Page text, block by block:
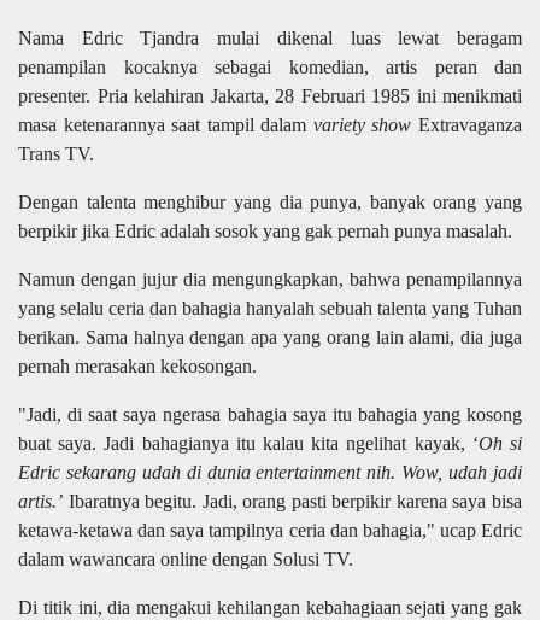
Nama Edric Tjandra mulai dikenal luas lewat beragam
penampilan kocaknya sebagai komedian, artis peran dan
presenter. Pria kelahiran Jakarta, 28 Februari 1985 ini menikmati
masa ketenarannya saat tampil dalam variety show Extravaganza
Trans TV.
Dengan talenta menghibur yang dia punya, banyak orang yang
berpikir jika Edric adalah sosok yang gak pernah punya masalah.
Namun dengan jujur dia mengungkapkan, bahwa penampilannya
yang selalu ceria dan bahagia hanyalah sebuah talenta yang Tuhan
berikan. Sama halnya dengan apa yang orang lain alami, dia juga
pernah merasakan kekosongan.
"Jadi, di saat saya ngerasa bahagia saya itu bahagia yang kosong
buat saya. Jadi bahagianya itu kalau kita ngelihat kayak, ‘Oh si
Edric sekarang udah di dunia entertainment nih. Wow, udah jadi
artis.’ Ibaratnya begitu. Jadi, orang pasti berpikir karena saya bisa
ketawa-ketawa dan saya tampilnya ceria dan bahagia," ucap Edric
dalam wawancara online dengan Solusi TV.
Di titik ini, dia mengakui kehilangan kebahagiaan sejati yang gak